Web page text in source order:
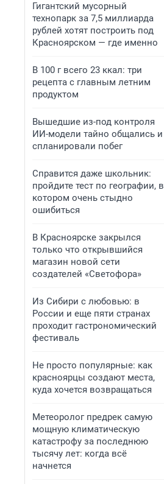
Гигантский мусорный
технопарк за 7,5 миллиарда
рублей хотят построить под
Красноярском — где именно
В 100 г всего 23 ккал: три
рецепта с главным летним
продуктом
Вышедшие из-под контроля
ИИ-модели тайно общались и
спланировали побег
Справится даже школьник:
пройдите тест по географии, в
котором очень стыдно
ошибиться
В Красноярске закрылся
только что открывшийся
магазин новой сети
создателей «Светофора»
Из Сибири с любовью: в
России и еще пяти странах
проходит гастрономический
фестиваль
Не просто популярные: как
красноярцы создают места,
куда хочется возвращаться
Метеоролог предрек самую
мощную климатическую
катастрофу за последнюю
тысячу лет: когда всё
начнется